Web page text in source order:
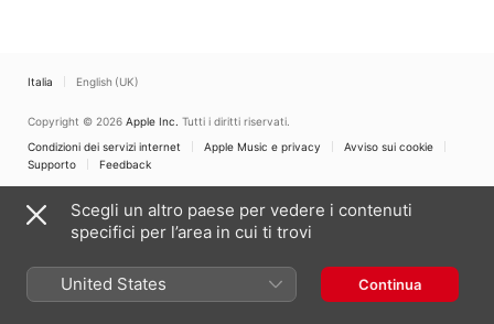
Italia English (UK)
Copyright © 2026 Apple Inc. Tutti i diritti riservati.
Condizioni dei servizi internet
Apple Music e privacy
Avviso sui cookie
Supporto
Feedback
Scegli un altro paese per vedere i contenuti
specifici per l’area in cui ti trovi
United States Continua